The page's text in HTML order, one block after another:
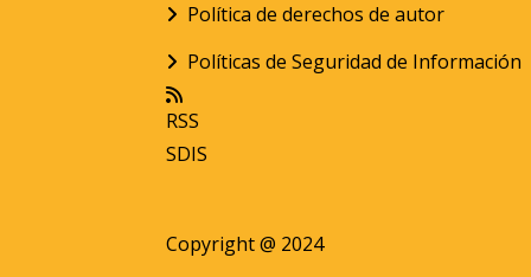
Política de derechos de autor
Políticas de Seguridad de Información
RSS
SDIS
Copyright @ 2024